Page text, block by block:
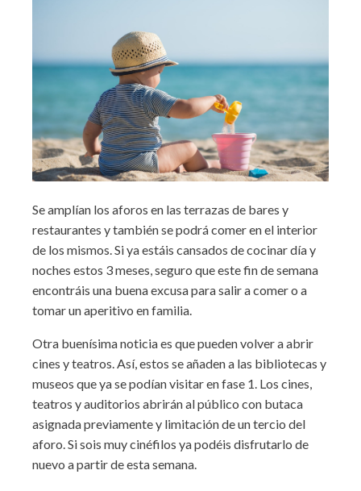
Se amplían los aforos en las terrazas de bares y
restaurantes y también se podrá comer en el interior
de los mismos. Si ya estáis cansados de cocinar día y
noches estos 3 meses, seguro que este fin de semana
encontráis una buena excusa para salir a comer o a
tomar un aperitivo en familia.
Otra buenísima noticia es que pueden volver a abrir
cines y teatros. Así, estos se añaden a las bibliotecas y
museos que ya se podían visitar en fase 1. Los cines,
teatros y auditorios abrirán al público con butaca
asignada previamente y limitación de un tercio del
aforo. Si sois muy cinéfilos ya podéis disfrutarlo de
nuevo a partir de esta semana.